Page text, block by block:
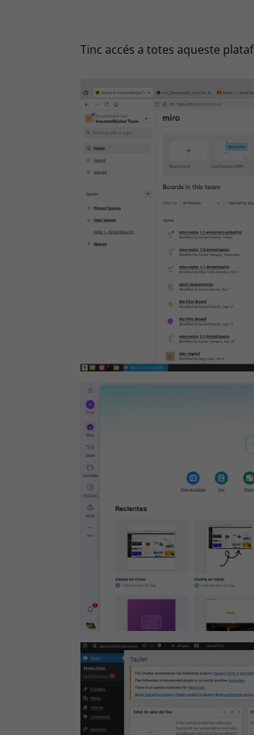
Tinc accés a totes aqueste